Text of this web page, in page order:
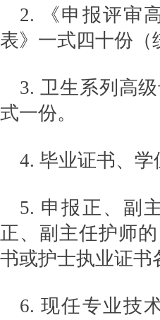
2. 《申报评审
表》一式四十份
3. 卫生系列高
式一份。
4. 毕业证书、学
5. 申报正、副
正、副主任护师
书或护士执业证书
6. 现任专业技